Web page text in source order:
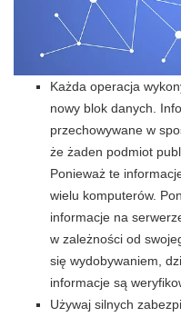
Każda operacja
nowy blok danych.
przechowywane w
że żaden podmiot
Ponieważ te
wielu komputerów.
informacje na
w zależności od
się wydobywaniem,
informacje są
Używaj silnych